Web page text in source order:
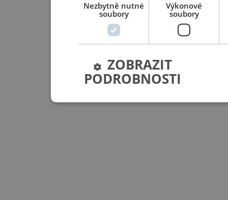
Nezbytně nutné
soubory
Výkonové
soubory
ZOBRAZIT
PODROBNOSTI